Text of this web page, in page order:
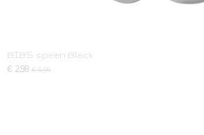
BIBS speen Black
€ 2,98 € 5,95